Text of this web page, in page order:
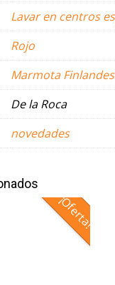
Lavar en centros
Rojo
Marmota
De la Roca
novedades
¡Oferta!